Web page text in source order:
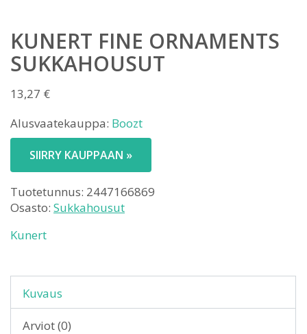
KUNERT FINE ORNAMENTS
SUKKAHOUSUT
13,27 €
Alusvaatekauppa: Boozt
SIIRRY KAUPPAAN »
Tuotetunnus: 2447166869
Osasto: Sukkahousut
Kunert
Kuvaus
Arviot (0)